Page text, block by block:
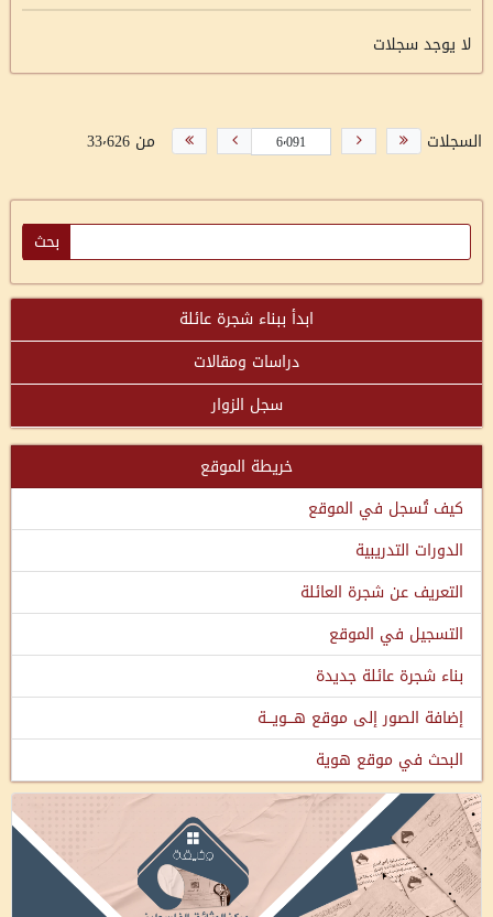
لا يوجد سجلات
السجلات من 33٬626
ابدأ ببناء شجرة عائلة
دراسات ومقالات
سجل الزوار
خريطة الموقع
كيف تُسجل في الموقع
الدورات التدريبية
التعريف عن شجرة العائلة
التسجيل في الموقع
بناء شجرة عائلة جديدة
إضافة الصور إلى موقع هـــويـــة
البحث في موقع هوية